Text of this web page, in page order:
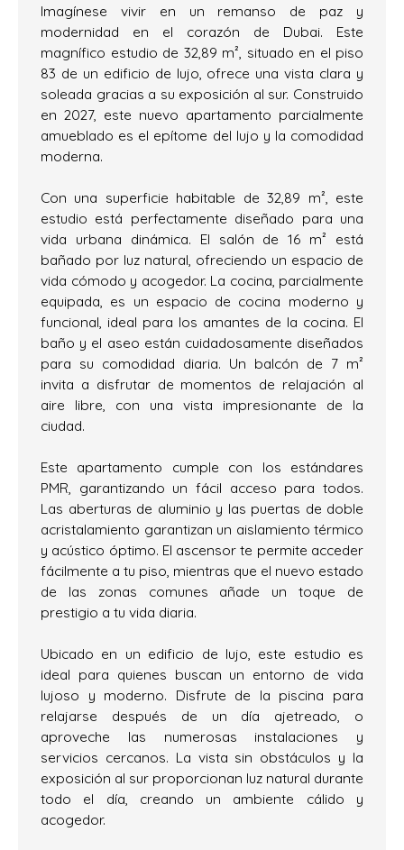
Imagínese vivir en un remanso de paz y
modernidad en el corazón de Dubai. Este
magnífico estudio de 32,89 m², situado en el piso
83 de un edificio de lujo, ofrece una vista clara y
soleada gracias a su exposición al sur. Construido
en 2027, este nuevo apartamento parcialmente
amueblado es el epítome del lujo y la comodidad
moderna.
Con una superficie habitable de 32,89 m², este
estudio está perfectamente diseñado para una
vida urbana dinámica. El salón de 16 m² está
bañado por luz natural, ofreciendo un espacio de
vida cómodo y acogedor. La cocina, parcialmente
equipada, es un espacio de cocina moderno y
funcional, ideal para los amantes de la cocina. El
baño y el aseo están cuidadosamente diseñados
para su comodidad diaria. Un balcón de 7 m²
invita a disfrutar de momentos de relajación al
aire libre, con una vista impresionante de la
ciudad.
Este apartamento cumple con los estándares
PMR, garantizando un fácil acceso para todos.
Las aberturas de aluminio y las puertas de doble
acristalamiento garantizan un aislamiento térmico
y acústico óptimo. El ascensor te permite acceder
fácilmente a tu piso, mientras que el nuevo estado
de las zonas comunes añade un toque de
prestigio a tu vida diaria.
Ubicado en un edificio de lujo, este estudio es
ideal para quienes buscan un entorno de vida
lujoso y moderno. Disfrute de la piscina para
relajarse después de un día ajetreado, o
aproveche las numerosas instalaciones y
servicios cercanos. La vista sin obstáculos y la
exposición al sur proporcionan luz natural durante
todo el día, creando un ambiente cálido y
acogedor.